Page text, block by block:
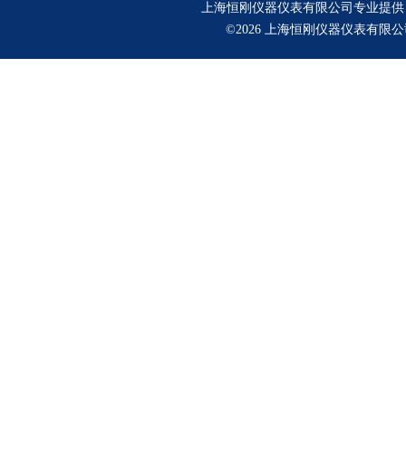
上海恒刚仪器仪表有限公司专业提
©2026 上海恒刚仪器仪表有限